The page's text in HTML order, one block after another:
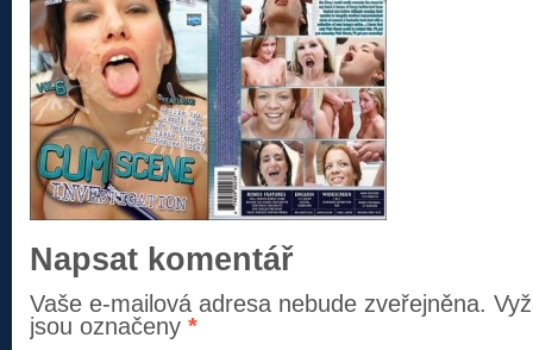
Napsat komentář
Vaše e-mailová adresa nebude zveřejněna.
jsou označeny *